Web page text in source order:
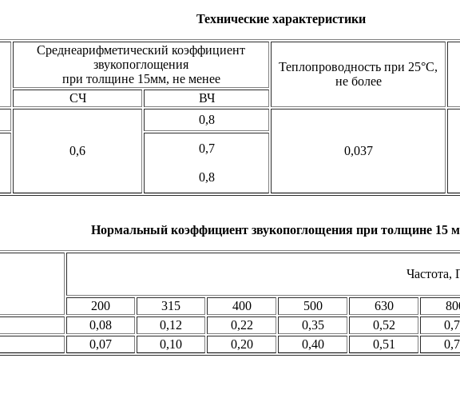
Технические характеристики
Среднеарифметический коэффициент
звукопоглощения
при толщине 15мм, не менее
Теплопроводность при 25°С,
не более
СЧ
ВЧ
0,6
0,8
0,037
0,7
0,8
Нормальный коэффициент звукопоглощения при толщине 15
Частота,
200 315 400 500 630
0,08 0,12 0,22 0,35 0,52
0,07 0,10 0,20 0,40 0,51